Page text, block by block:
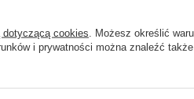
dotyczącą cookies . Możesz określić
i prywatności można znaleźć